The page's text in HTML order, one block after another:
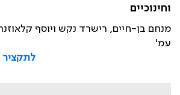
וחינוכיים
מנחם בן-חיים, רישרד נקש ויוסף
עמ'
לתקציר